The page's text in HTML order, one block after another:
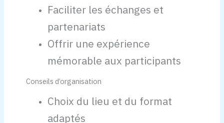
Faciliter les échanges et
partenariats
Offrir une expérience
mémorable aux participants
Conseils d’organisation
Choix du lieu et du format
adaptés